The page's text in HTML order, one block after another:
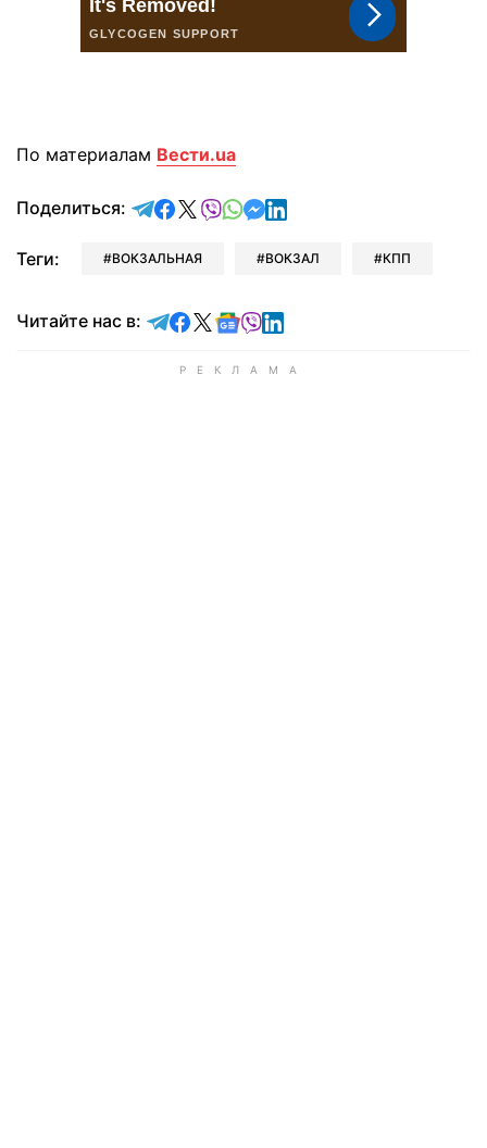
По материалам Вести.ua
Поделиться: отправить в Telegram
поделиться в Facebook
поделиться в X
отправить в Viber
отправить в Whatsapp
отправить в Messenger
отправить в LinkedIn
Теги: ВОКЗАЛЬНАЯ ВОКЗАЛ КПП
Читайте нас в: Читайте в Telegram
Читайте в Facebook
Читайте в X
Читайте в Google news
Читайте в Viber
Читайте в LinkedIn